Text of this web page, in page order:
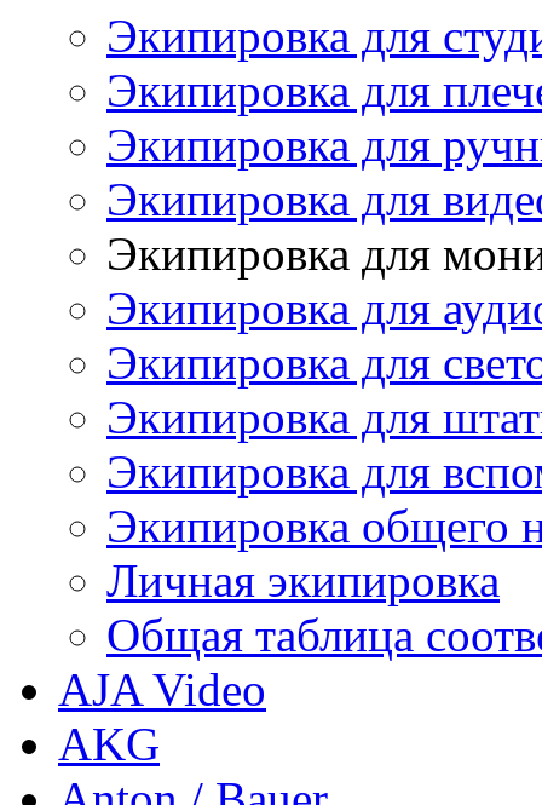
Экипировка для
Экипировка для
Экипировка для
Экипировка для
Экипировка для
Экипировка для
Экипировка для
Экипировка для
Экипировка для
Экипировка общего
Личная экипировка
Общая таблица
AJA Video
AKG